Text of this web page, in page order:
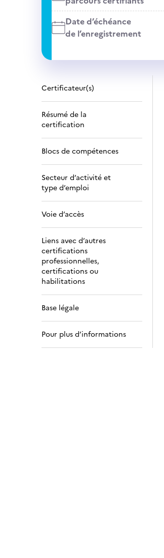
Date d’échéance
de l’enregistrement
Certificateur(s)
Résumé de la
certification
Blocs de compétences
Secteur d’activité et
type d’emploi
Voie d’accès
Liens avec d’autres
certifications
professionnelles,
certifications ou
habilitations
Base légale
Pour plus d’informations